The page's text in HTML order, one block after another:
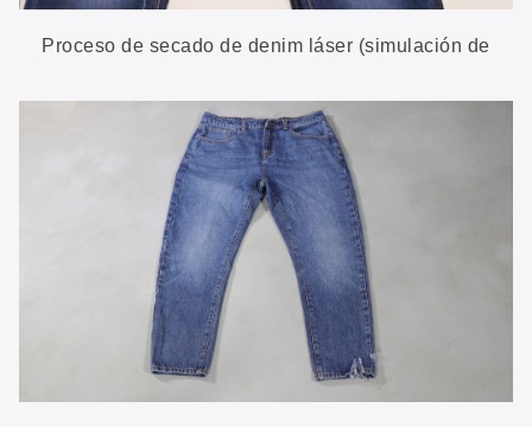
Proceso de secado de denim láser (simulación de